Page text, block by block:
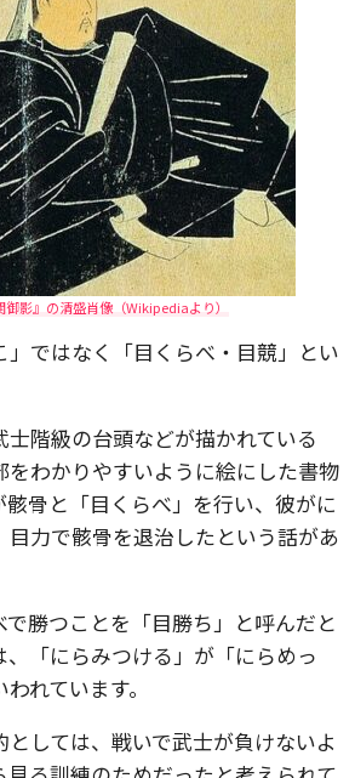
御影』の清盛肖像（Wikipediaより）
」ではなく「目くらべ・目競」とい
階級の台頭などが描かれている
をわかりやすいように絵にした書物
骸骨と「目くらべ」を行い、彼がに
目力で骸骨を退治したという話があ
で勝つことを「目勝ち」と呼んだと
「にらみつける」が「にらめっ
れています。
としては、戦いで武士が負けないよ